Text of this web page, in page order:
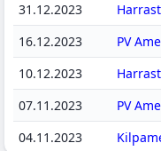
31.12.2023
16.12.2023
PV
10.12.2023
07.11.2023
PV
04.11.2023